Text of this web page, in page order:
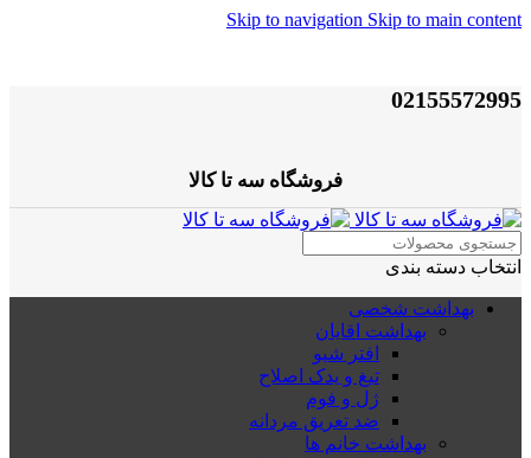
Skip to navigation Skip to main content
02155572995
فروشگاه سه تا کالا
انتخاب دسته بندی
بهداشت شخصی
بهداشت اقایان
افتر شیو
تیغ و یدک اصلاح
ژل و فوم
ضد تعریق مردانه
بهداشت خانم ها